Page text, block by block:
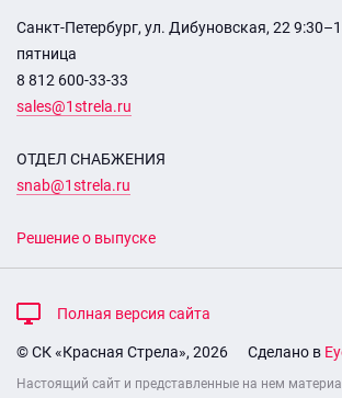
Санкт-Петербург, ул. Дибуновская, 22
пятница
8 812 600-33-33
sales@1strela.ru
ОТДЕЛ СНАБЖЕНИЯ
snab@1strela.ru
Решение о выпуске
Полная версия сайта
© СК «Красная Стрела», 2026 Сделано в
Настоящий сайт и представленные на нем